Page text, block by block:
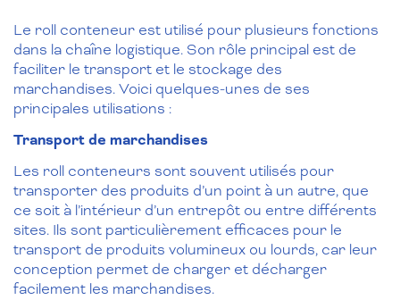
Le roll conteneur est utilisé pour plusieurs fonctions
dans la chaîne logistique. Son rôle principal est de
faciliter le transport et le stockage des
marchandises. Voici quelques-unes de ses
principales utilisations :
Transport de marchandises
Les roll conteneurs sont souvent utilisés pour
transporter des produits d’un point à un autre, que
ce soit à l’intérieur d’un entrepôt ou entre différents
sites. Ils sont particulièrement efficaces pour le
transport de produits volumineux ou lourds, car leur
conception permet de charger et décharger
facilement les marchandises.